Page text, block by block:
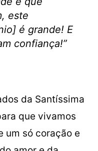
este
é grande! E
confiança!”
da Santíssima
que vivamos
um só coração e